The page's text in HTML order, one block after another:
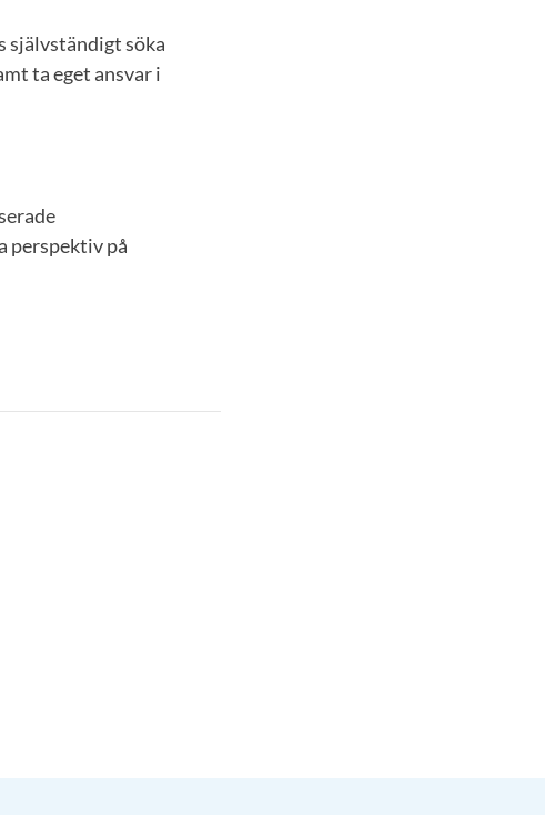
självständigt söka
ta eget ansvar i
perspektiv på